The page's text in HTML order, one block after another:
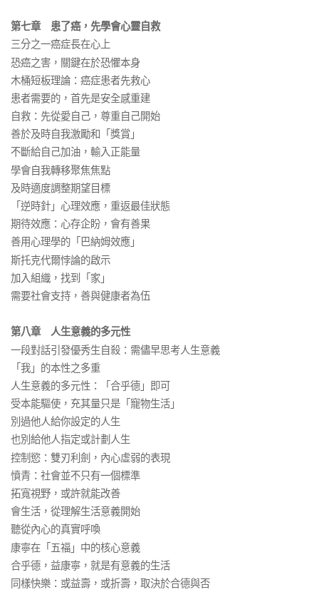
第七章 患了癌，先學會心靈自救
三分之一癌症長在心上
恐癌之害，關鍵在於恐懼本身
木桶短板理論：癌症患者先救心
患者需要的，首先是安全感重建
自救：先從愛自己，尊重自己開始
善於及時自我激勵和「獎賞」
不斷給自己加油，輸入正能量
學會自我轉移聚焦焦點
及時適度調整期望目標
「逆時針」心理效應，重返最佳狀態
期待效應：心存企盼，會有善果
善用心理學的「巴納姆效應」
斯托克代爾悖論的啟示
加入組織，找到「家」
需要社會支持，善與健康者為伍
第八章 人生意義的多元性
一段對話引發優秀生自殺：需儘早思考人生意義
「我」的本性之多重
人生意義的多元性：「合乎德」即可
受本能驅使，充其量只是「寵物生活」
別過他人給你設定的人生
也別給他人指定或計劃人生
控制慾：雙刃利劍，內心虛弱的表現
憤青：社會並不只有一個標準
拓寬視野，或許就能改善
會生活，從理解生活意義開始
聽從內心的真實呼喚
康寧在「五福」中的核心意義
合乎德，益康寧，就是有意義的生活
同樣快樂：或益壽，或折壽，取決於合德與否